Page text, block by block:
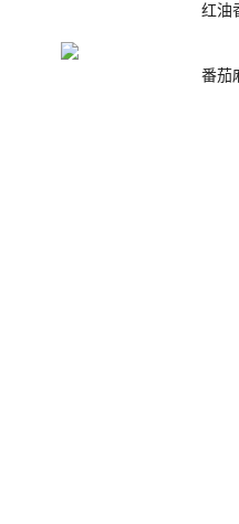
红油
番茄